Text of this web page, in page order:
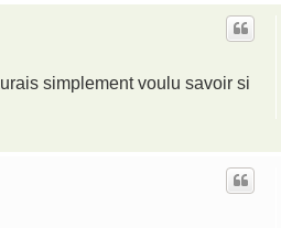
simplement voulu savoir si